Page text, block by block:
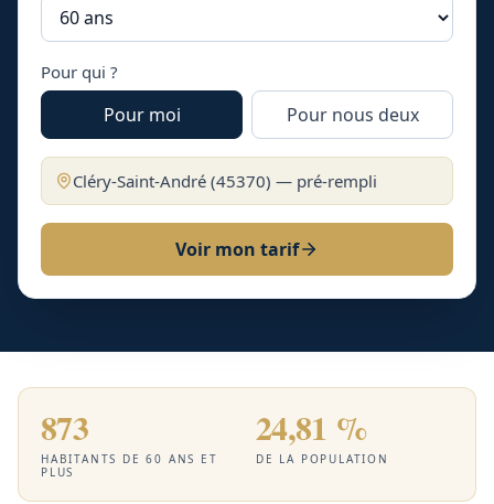
Pour qui ?
Pour moi Pour nous deux
Cléry-Saint-André (45370) — pré-rempli
Voir mon tarif
873
HABITANTS DE 60 ANS ET
PLUS
24,81 %
DE LA POPULATION